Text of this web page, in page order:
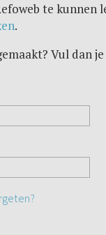
te kunnen
.
Vul dan